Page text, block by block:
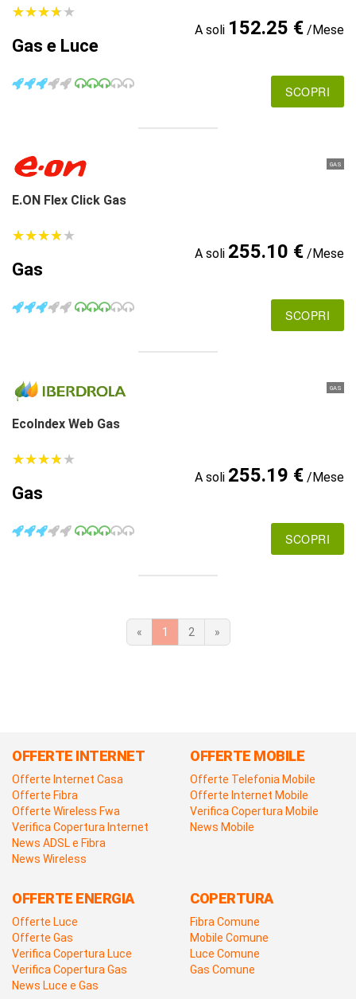
★★★★★
★★★★★
Gas e Luce
A soli 152.25 €/Mese
SCOPRI
GAS
E.ON Flex Click Gas
★★★★★
★★★★★
Gas
A soli 255.10 €/Mese
SCOPRI
GAS
EcoIndex Web Gas
★★★★★
★★★★★
Gas
A soli 255.19 €/Mese
SCOPRI
« 1 2 »
OFFERTE INTERNET
Offerte Internet Casa
Offerte Fibra
Offerte Wireless Fwa
Verifica Copertura Internet
News ADSL e Fibra
News Wireless
OFFERTE MOBILE
Offerte Telefonia Mobile
Offerte Internet Mobile
Verifica Copertura Mobile
News Mobile
OFFERTE ENERGIA
Offerte Luce
Offerte Gas
Verifica Copertura Luce
Verifica Copertura Gas
News Luce e Gas
COPERTURA
Fibra Comune
Mobile Comune
Luce Comune
Gas Comune